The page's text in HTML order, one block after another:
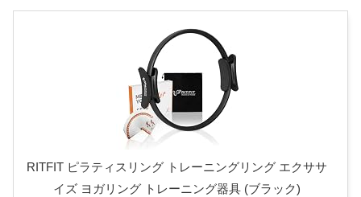
RITFIT ピラティスリング トレーニングリング エクササ
イズ ヨガリング トレーニング器具 (ブラック)